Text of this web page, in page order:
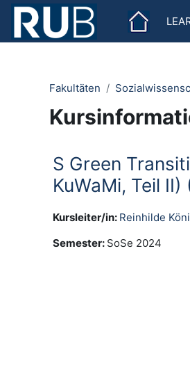
Zum Hauptinhalt
Fakultäten
S Green
KuWaMi, Teil
Kursleiter/in: Reinhilde
Semester: SoSe 2024